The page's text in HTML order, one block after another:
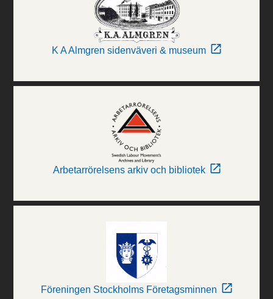
K A Almgren sidenväveri & museum
Arbetarrörelsens arkiv och bibliotek
Föreningen Stockholms Företagsminnen